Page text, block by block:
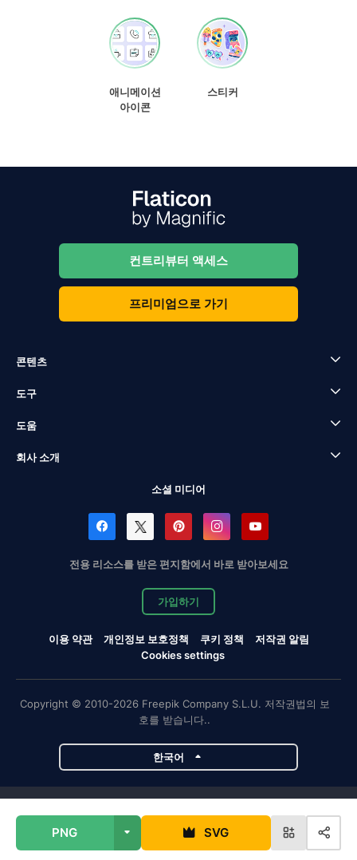
PNG SVG
애니메이션
아이콘
스티커
컨트리뷰터 액세스
프리미엄으로 가기
콘텐츠
도구
도움
회사 소개
소셜 미디어
전용 리소스를 받은 편지함에서 바로 받아보세요
가입하기
이용 약관 개인정보 보호정책 쿠키 정책
저작권 알림
Cookies settings
Copyright © 2010-2026 Freepik Company S.L.U. 저작권법의 보
호를 받습니다..
한국어